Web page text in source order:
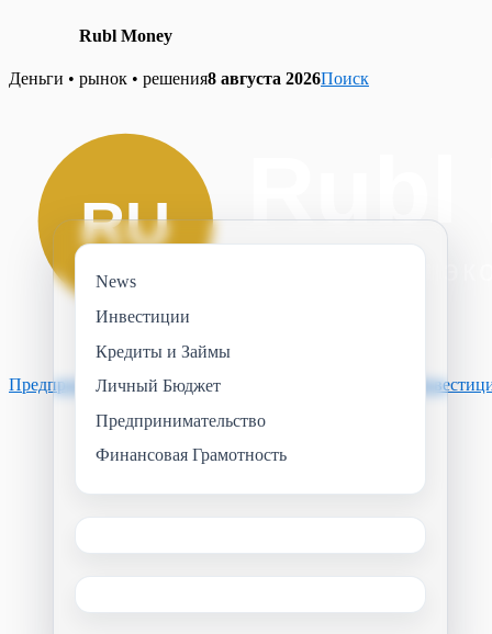
Rubl Money
Skip
Деньги • рынок • решения8 августа 2026Поиск
ПредпринимательствоФинансовая Грамотность
News
Инвестиции
Кредиты и Займы
Личный Бюджет
Предпринимательство
Финансовая Грамотность